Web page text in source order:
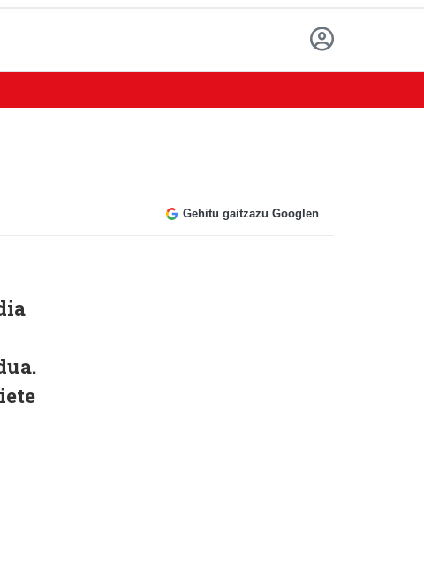
Gehitu gaitzazu Googlen